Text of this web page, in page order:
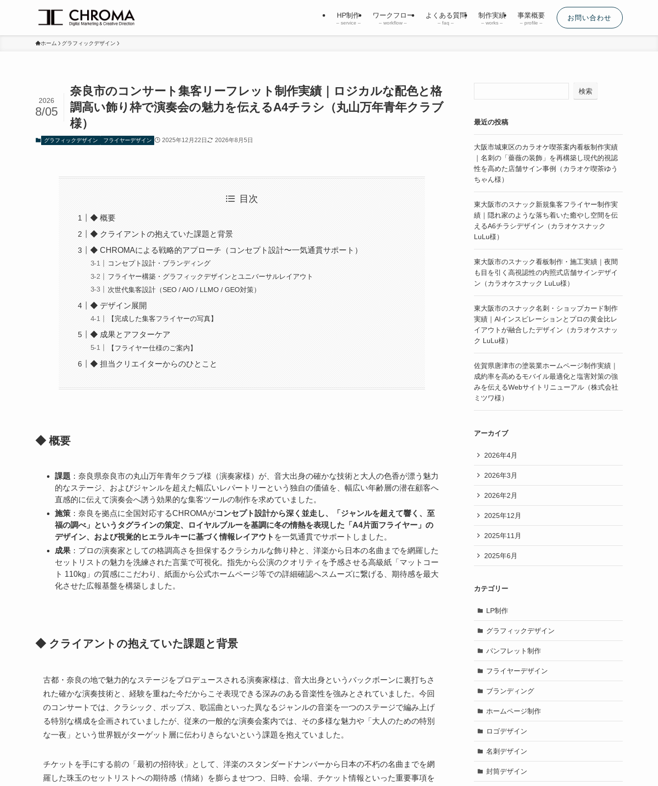
HP制作
– service –
ワークフロー
– workflow –
よくある質問
– faq –
制作実績
– works –
事業概要
– profile –
お問い合わせ
ホーム グラフィックデザイン
奈良市のコンサート集客リーフレット制作実績｜ロジカルな配色と格
調高い飾り枠で演奏会の魅力を伝えるA4チラシ（丸山万年青年クラブ
様）
2026
8/05
グラフィックデザイン フライヤーデザイン 2025年12月22日 2026年8月5日
目次
◆ 概要
◆ クライアントの抱えていた課題と背景
◆ CHROMAによる戦略的アプローチ（コンセプト設計〜一気通貫サポート）
コンセプト設計・ブランディング
フライヤー構築・グラフィックデザインとユニバーサルレイアウト
次世代集客設計（SEO / AIO / LLMO / GEO対策）
◆ デザイン展開
【完成した集客フライヤーの写真】
◆ 成果とアフターケア
【フライヤー仕様のご案内】
◆ 担当クリエイターからのひとこと
◆ 概要
課題 ：奈良県奈良市の丸山万年青年クラブ様（演奏家様）が、音大出身の確かな技術と大人の色香が漂う魅力
的なステージ、およびジャンルを超えた幅広いレパートリーという独自の価値を、幅広い年齢層の潜在顧客へ
直感的に伝えて演奏会へ誘う効果的な集客ツールの制作を求めていました。
施策 ：奈良を拠点に全国対応するCHROMAがコンセプト設計から深く並走し、「ジャンルを超えて響く、至
福の調べ」というタグラインの策定、ロイヤルブルーを基調に冬の情熱を表現した「A4片面フライヤー」の
デザイン、および視覚的ヒエラルキーに基づく情報レイアウト を一気通貫でサポートしました。
成果 ：プロの演奏家としての格調高さを担保するクラシカルな飾り枠と、洋楽から日本の名曲までを網羅した
セットリストの魅力を洗練された言葉で可視化。指先から公演のクオリティを予感させる高級紙「マットコー
ト 110kg」の質感にこだわり、紙面から公式ホームページ等での詳細確認へスムーズに繋げる、期待感を最大
化させた広報基盤を構築しました。
◆ クライアントの抱えていた課題と背景
古都・奈良の地で魅力的なステージをプロデュースされる演奏家様は、音大出身というバックボーンに裏打ちさ
れた確かな演奏技術と、経験を重ねた今だからこそ表現できる深みのある音楽性を強みとされていました。今回
のコンサートでは、クラシック、ポップス、歌謡曲といった異なるジャンルの音楽を一つのステージで編み上げ
る特別な構成を企画されていましたが、従来の一般的な演奏会案内では、その多様な魅力や「大人のための特別
な一夜」という世界観がターゲット層に伝わりきらないという課題を抱えていました。
チケットを手にする前の「最初の招待状」として、洋楽のスタンダードナンバーから日本の不朽の名曲までを網
羅した珠玉のセットリストへの期待感（情緒）を膨らませつつ、日時、会場、チケット情報といった重要事項を
検索
最近の投稿
大阪市城東区のカラオケ喫茶案内看板制作実績
｜名刺の「薔薇の装飾」を再構築し現代的視認
性を高めた店舗サイン事例（カラオケ喫茶ゆう
ちゃん様）
東大阪市のスナック新規集客フライヤー制作実
績｜隠れ家のような落ち着いた癒やし空間を伝
えるA6チラシデザイン（カラオケスナック
LuLu様）
東大阪市のスナック看板制作・施工実績｜夜間
も目を引く高視認性の内照式店舗サインデザイ
ン（カラオケスナック LuLu様）
東大阪市のスナック名刺・ショップカード制作
実績｜AIインスピレーションとプロの黄金比レ
イアウトが融合したデザイン（カラオケスナッ
ク LuLu様）
佐賀県唐津市の塗装業ホームページ制作実績｜
成約率を高めるモバイル最適化と塩害対策の強
みを伝えるWebサイトリニューアル（株式会社
ミツワ様）
アーカイブ
2026年4月
2026年3月
2026年2月
2025年12月
2025年11月
2025年6月
カテゴリー
LP制作
グラフィックデザイン
パンフレット制作
フライヤーデザイン
ブランディング
ホームページ制作
ロゴデザイン
名刺デザイン
封筒デザイン